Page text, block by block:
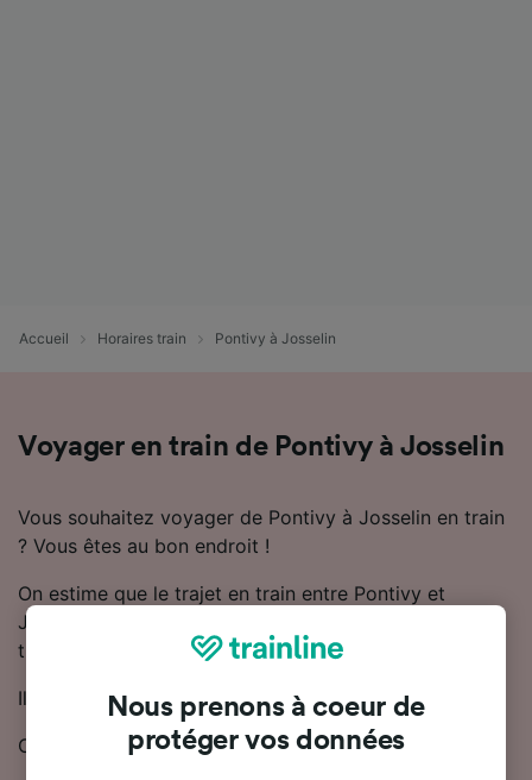
Accueil Horaires train Pontivy à Josselin
Voyager en train de Pontivy à Josselin
Vous souhaitez voyager de Pontivy à Josselin en train
? Vous êtes au bon endroit !
On estime que le trajet en train entre Pontivy et
Josselin dure en moyenne 58 minutes. Environ 10
trains trains circulent quotidiennement sur cette ligne.
Il existe des trains directs sur ce trajet.
Cette ligne est desservie par SNCF.
Nous prenons à coeur de
protéger vos données